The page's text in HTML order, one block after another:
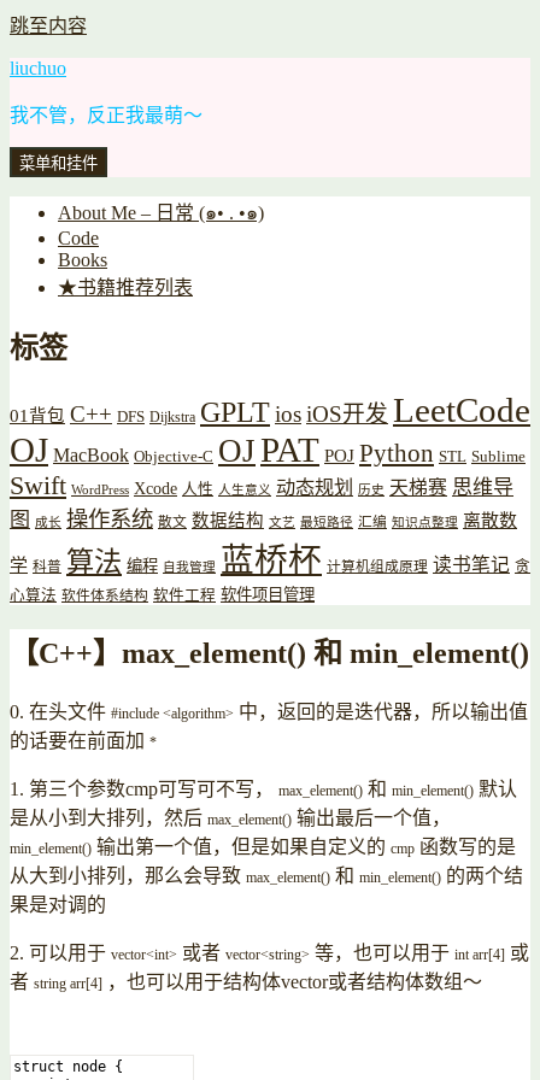
跳至内容
liuchuo
我不管，反正我最萌～
菜单和挂件
About Me – 日常 (๑• . •๑)
Code
Books
★书籍推荐列表
标签
01背包 C++ DFS Dijkstra GPLTiosiOS开发 LeetCode
OJ MacBook Objective-C OJPAT POJ Python STL Sublime
Swift WordPress Xcode 人性 人生意义 动态规划 历史 天梯赛 思维导
图
成长 操作系统 散文 数据结构 文艺 最短路径 汇编 知识点整理 离散数
学 科普 算法 编程 自我管理 蓝桥杯 计算机组成原理 读书笔记 贪
心算法 软件体系结构 软件工程 软件项目管理
【C++】max_element() 和 min_element()
0. 在头文件 #include <algorithm> 中，返回的是迭代器，所以输出值
的话要在前面加 *
1. 第三个参数cmp可写可不写， max_element() 和 min_element() 默认
是从小到大排列，然后 max_element() 输出最后一个值，
min_element() 输出第一个值，但是如果自定义的 cmp 函数写的是
从大到小排列，那么会导致 max_element() 和 min_element() 的两个结
果是对调的
2. 可以用于 vector<int> 或者 vector<string> 等，也可以用于 int arr[4] 或
者 string arr[4] ，也可以用于结构体vector或者结构体数组～